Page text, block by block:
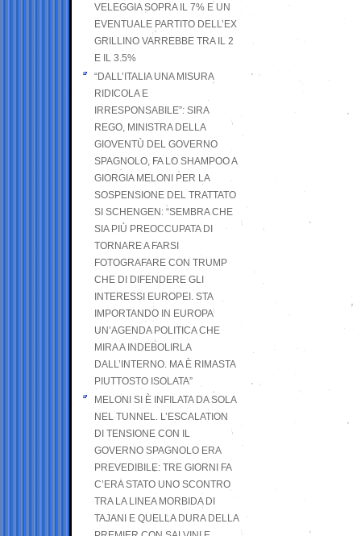
VELEGGIA SOPRA IL 7% E UN
EVENTUALE PARTITO DELL’EX
GRILLINO VARREBBE TRA IL 2
E IL 3.5%
“DALL’ITALIA UNA MISURA
RIDICOLA E
IRRESPONSABILE”: SIRA
REGO, MINISTRA DELLA
GIOVENTÙ DEL GOVERNO
SPAGNOLO, FA LO SHAMPOO A
GIORGIA MELONI PER LA
SOSPENSIONE DEL TRATTATO
SI SCHENGEN: “SEMBRA CHE
SIA PIÙ PREOCCUPATA DI
TORNARE A FARSI
FOTOGRAFARE CON TRUMP
CHE DI DIFENDERE GLI
INTERESSI EUROPEI. STA
IMPORTANDO IN EUROPA
UN’AGENDA POLITICA CHE
MIRA A INDEBOLIRLA
DALL’INTERNO. MA È RIMASTA
PIUTTOSTO ISOLATA”
MELONI SI È INFILATA DA SOLA
NEL TUNNEL. L’ESCALATION
DI TENSIONE CON IL
GOVERNO SPAGNOLO ERA
PREVEDIBILE: TRE GIORNI FA
C’ERA STATO UNO SCONTRO
TRA LA LINEA MORBIDA DI
TAJANI E QUELLA DURA DELLA